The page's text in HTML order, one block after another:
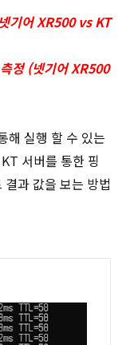
기어 XR500 vs KT
정 (넷기어 XR500
해 실행 할 수 있는
서버를 통한 핑
과 값을 보는 방법